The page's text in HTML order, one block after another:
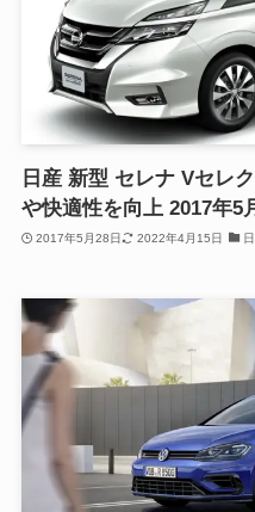
日産 新型 セレナ Vセレ
や快適性を向上 2017年5
2017年5月28日 2022年4月15日